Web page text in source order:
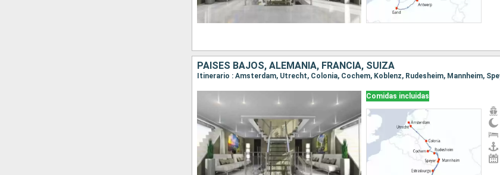
PAISES BAJOS, ALEMANIA, FRANCIA, SUIZA
Comidas incluidas